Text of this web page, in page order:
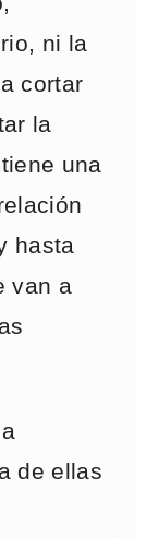
ni la
cortar
la
una
hasta
van a
de ellas